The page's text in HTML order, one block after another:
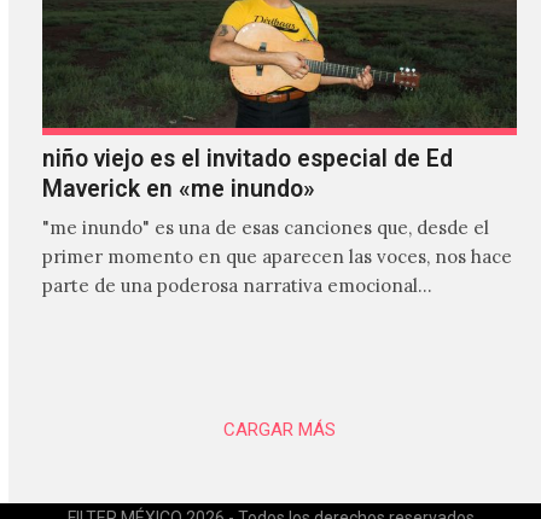
niño viejo es el invitado especial de Ed
Maverick en «me inundo»
"me inundo" es una de esas canciones que, desde el
primer momento en que aparecen las voces, nos hace
parte de una poderosa narrativa emocional…
CARGAR MÁS